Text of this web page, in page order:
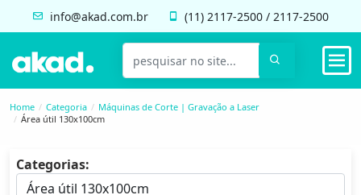
info@akad.com.br (11) 2117-2500 / 2117-2500
Home Categoria
Máquinas de Corte | Gravação a Laser
Área útil 130x100cm
Categorias: